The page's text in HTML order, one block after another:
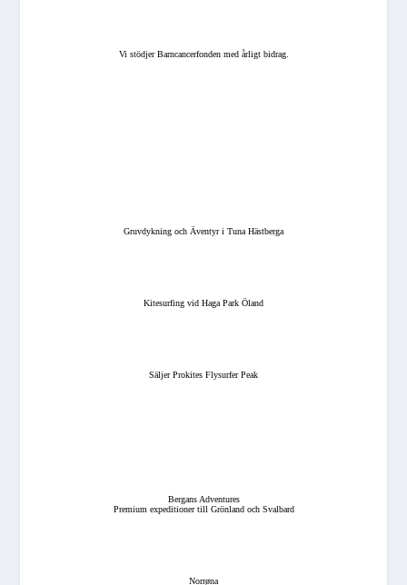
Vi stödjer Barncancerfonden med årligt bidrag.
Gruvdykning och Äventyr i Tuna Hästberga
Kitesurfing vid Haga Park Öland
Säljer Prokites Flysurfer Peak
Bergans Adventures
Premium expeditioner till Grönland och Svalbard
Norrøna